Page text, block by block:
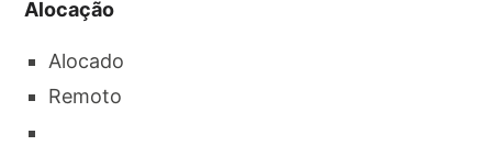
Alocação
Alocado
Remoto